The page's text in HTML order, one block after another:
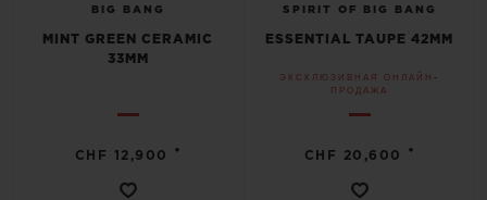
BIG BANG
MINT GREEN CERAMIC
33MM
CHF 12,900 •
SPIRIT OF BIG BANG
ESSENTIAL TAUPE 42MM
ЭКСКЛЮЗИВНАЯ ОНЛАЙН-
ПРОДАЖА
CHF 20,600 •